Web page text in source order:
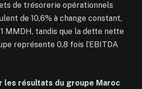
de trésorerie opérationnels
de 10,6% à change constant,
MMDH, tandis que la dette nette
représente 0,8 fois l’EBITDA
les résultats du groupe Maroc